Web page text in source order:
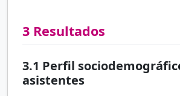
3 Resultados
3.1 Perfil
asistentes